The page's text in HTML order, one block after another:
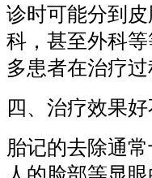
诊时可能分到
科，甚至外科
多患者在治疗过
四、治疗效果
胎记的去除通